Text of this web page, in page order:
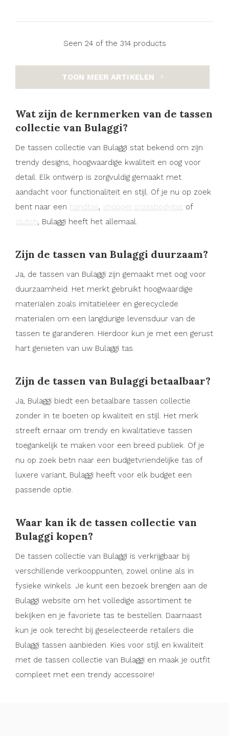
Seen 24 of the 314 products
TOON MEER ARTIKELEN
Wat zijn de kernmerken van de tassen
collectie van Bulaggi?
De tassen collectie van Bulaggi stat bekend om zijn
trendy designs, hoogwaardige kwaliteit en oog voor
detail. Elk ontwerp is zorgvuldig gemaakt met
aandacht voor functionaliteit en stijl. Of je nu op zoek
bent naar een handtas, shopper,crossbodytas of
clutch, Bulaggi heeft het allemaal.
Zijn de tassen van Bulaggi duurzaam?
Ja, de tassen van Bulaggi zijn gemaakt met oog voor
duurzaamheid. Het merkt gebruikt hoogwaardige
materialen zoals imitatieleer en gerecyclede
materialen om een langdurige levensduur van de
tassen te garanderen. Hierdoor kun je met een gerust
hart genieten van uw Bulaggi tas.
Zijn de tassen van Bulaggi betaalbaar?
Ja, Bulaggi biedt een betaalbare tassen collectie
zonder in te boeten op kwaliteit en stijl. Het merk
streeft ernaar om trendy en kwalitatieve tassen
toegankelijk te maken voor een breed publiek. Of je
nu op zoek betn naar een budgetvriendelijke tas of
luxere variant, Bulaggi heeft voor elk budget een
passende optie.
Waar kan ik de tassen collectie van
Bulaggi kopen?
De tassen collectie van Bulaggi is verkrijgbaar bij
verschillende verkooppunten, zowel online als in
fysieke winkels. Je kunt een bezoek brengen aan de
Bulaggi website om het volledige assortiment te
bekijken en je favoriete tas te bestellen. Daarnaast
kun je ook terecht bij geselecteerde retailers die
Bulaggi tassen aanbieden. Kies voor stijl en kwaliteit
met de tassen collectie van Bulaggi en maak je outfit
compleet met een trendy accessoire!